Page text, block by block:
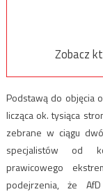
Zobacz
Podstawą do objęcia
licząca ok. tysiąca
zebrane w ciągu
specjalistów od
prawicowego
podejrzenia, że